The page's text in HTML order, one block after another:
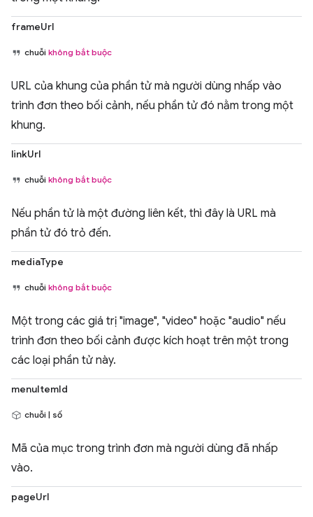
frameUrl
chuỗi không bắt buộc
URL của khung của phần tử mà người dùng nhấp vào
trình đơn theo bối cảnh, nếu phần tử đó nằm trong một
khung.
linkUrl
chuỗi không bắt buộc
Nếu phần tử là một đường liên kết, thì đây là URL mà
phần tử đó trỏ đến.
mediaType
chuỗi không bắt buộc
Một trong các giá trị "image", "video" hoặc "audio" nếu
trình đơn theo bối cảnh được kích hoạt trên một trong
các loại phần tử này.
menuItemId
chuỗi | số
Mã của mục trong trình đơn mà người dùng đã nhấp
vào.
pageUrl